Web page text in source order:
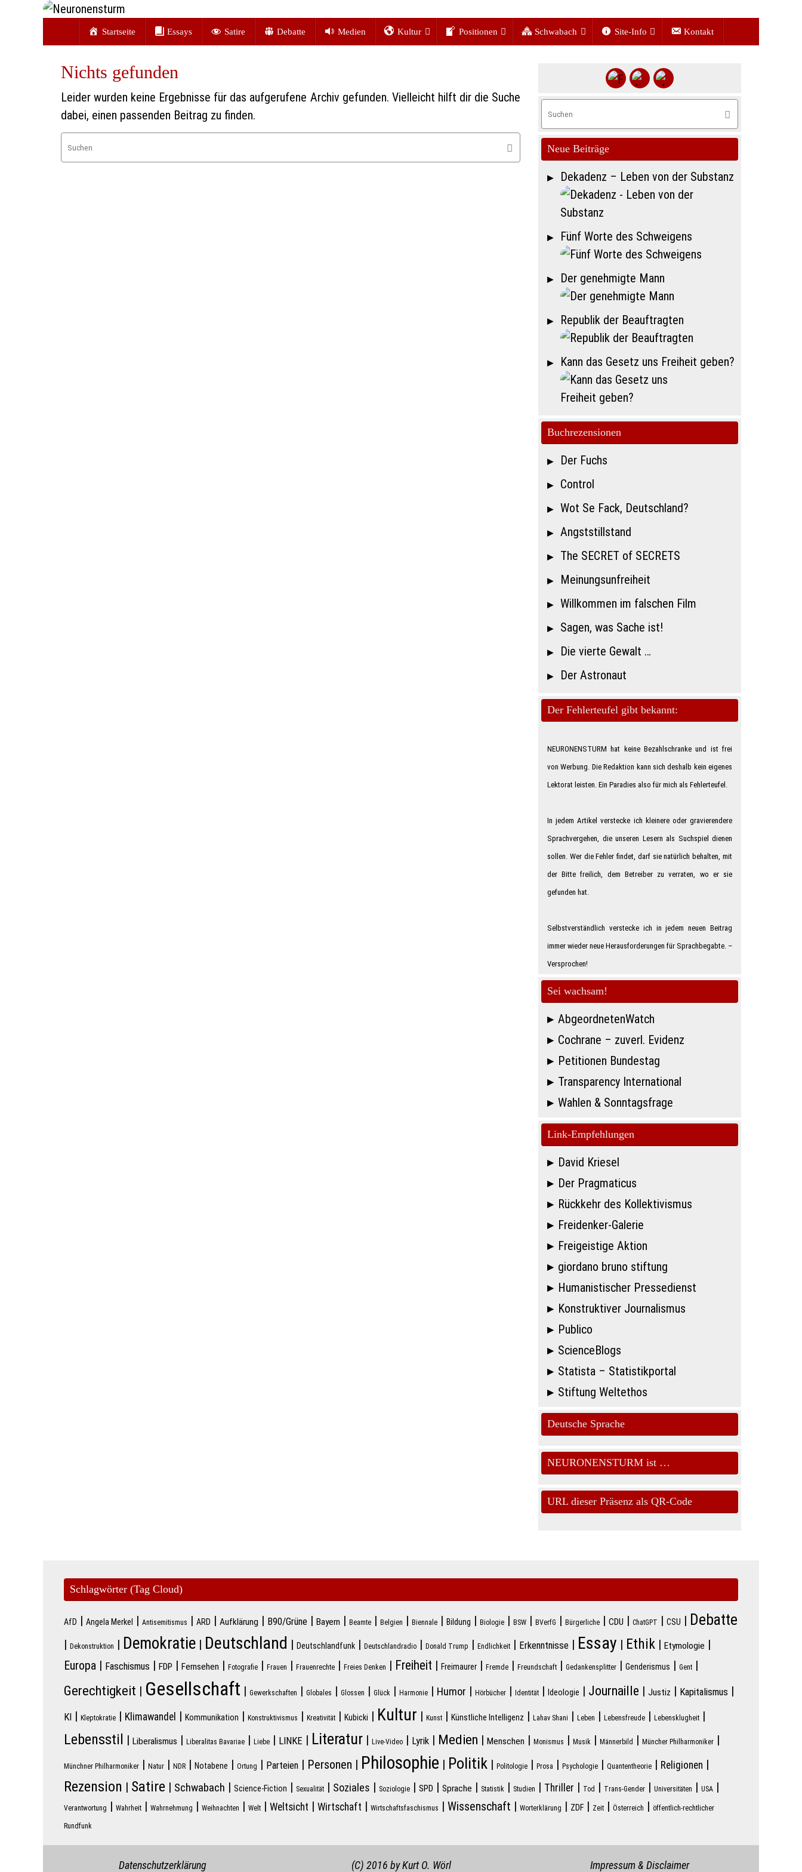
springen
Startseite Essays Satire Debatte Medien Kultur Positionen Schwabach Site-Info Kontakt
Nichts gefunden
Leider wurden keine Ergebnisse für das aufgerufene Archiv gefunden. Vielleicht hilft dir die Suche
dabei, einen passenden Beitrag zu finden.
Suchen
nach:
Suchen
nach:
Suchen
Neue Beiträge
Dekadenz – Leben von der Substanz
Fünf Worte des Schweigens
Der genehmigte Mann
Republik der Beauftragten
Kann das Gesetz uns Freiheit geben?
Buchrezensionen
Der Fuchs
Control
Wot Se Fack, Deutschland?
Angststillstand
The SECRET of SECRETS
Meinungsunfreiheit
Willkommen im falschen Film
Sagen, was Sache ist!
Die vierte Gewalt …
Der Astronaut
Der Fehlerteufel gibt bekannt:
NEURONENSTURM hat keine Bezahlschranke und ist frei
von Werbung. Die Redaktion kann sich deshalb kein eigenes
Lektorat leisten. Ein Paradies also für mich als Feh­ler­teu­fe­l.
In jedem Artikel verstecke ich kleinere oder gravierendere
Sprachvergehen, die unseren Lesern als Suchspiel dienen
sollen. Wer die Fehler findet, darf sie natürlich behalten, mit
der Bitte freilich, dem Betreiber zu verraten, wo er sie
gefunden hat.
Selbstverständlich verstecke ich in jedem neuen Beitrag
immer wieder neue Herausforderungen für Sprachbegabte. –
Ver­spro­chen!
Sei wachsam!
AbgeordnetenWatch
Cochrane – zuverl. Evidenz
Petitionen Bundestag
Transparency International
Wahlen & Sonntagsfrage
Link-Empfehlungen
David Kriesel
Der Pragmaticus
Rückkehr des Kollektivismus
Freidenker-Galerie
Freigeistige Aktion
giordano bruno stiftung
Humanistischer Pressedienst
Konstruktiver Journalismus
Publico
ScienceBlogs
Statista – Statistikportal
Stiftung Weltethos
Deutsche Sprache
NEURONENSTURM ist …
URL dieser Präsenz als QR-Code
Schlagwörter (Tag Cloud)
AfD | Angela Merkel | Antisemitismus | ARD | Aufklärung | B90/Grüne | Bayern | Beamte | Belgien | Biennale | Bildung | Biologie | BSW | BVerfG | Bürgerliche | CDU | ChatGPT | CSU | Debatte
| Dekonstruktion | Demokratie | Deutschland | Deutschlandfunk | Deutschlandradio | Donald Trump | Endlichkeit | Erkenntnisse | Essay | Ethik | Etymologie |
Europa | Faschismus | FDP | Fernsehen | Fotografie | Frauen | Frauenrechte | Freies Denken | Freiheit | Freimaurer | Fremde | Freundschaft | Gedankensplitter | Genderismus | Gent |
Gerechtigkeit | Gesellschaft | Gewerkschaften | Globales | Glossen | Glück | Harmonie | Humor | Hörbücher | Identität | Ideologie | Journaille | Justiz | Kapitalismus |
KI | Kleptokratie | Klimawandel | Kommunikation | Konstruktivismus | Kreativität | Kubicki | Kultur | Kunst | Künstliche Intelligenz | Lahav Shani | Leben | Lebensfreude | Lebensklugheit |
Lebensstil | Liberalismus | Liberalitas Bavariae | Liebe | LINKE | Literatur | Live-Video | Lyrik | Medien | Menschen | Monismus | Musik | Männerbild | Müncher Philharmoniker |
Münchner Philharmoniker | Natur | NDR | Notabene | Ortung | Parteien | Personen | Philosophie | Politik | Politologie | Prosa | Psychologie | Quantentheorie | Religionen |
Rezension | Satire | Schwabach | Science-Fiction | Sexualität | Soziales | Soziologie | SPD | Sprache | Statistik | Studien | Thriller | Tod | Trans-Gender | Universitäten | USA |
Verantwortung | Wahrheit | Wahrnehmung | Weihnachten | Welt | Weltsicht | Wirtschaft | Wirtschaftsfaschismus | Wissenschaft | Worterklärung | ZDF | Zeit | Österreich | öffentlich-rechtlicher
Rundfunk
Datenschutzerklärung (C) 2016 by Kurt O. Wörl Impressum & Disclaimer